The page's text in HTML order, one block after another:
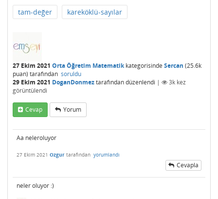
tam-değer kareköklü-sayılar
27 Ekim 2021 Orta Öğretim Matematikkategorisinde Sercan (25.6k
puan) tarafından soruldu
29 Ekim 2021 DoganDonmeztarafındandüzenlendi | 3k kez
görüntülendi
Cevap Yorum
Aa neleroluyor
27 Ekim 2021 Ozgur tarafından yorumlandı
Cevapla
neler oluyor :)